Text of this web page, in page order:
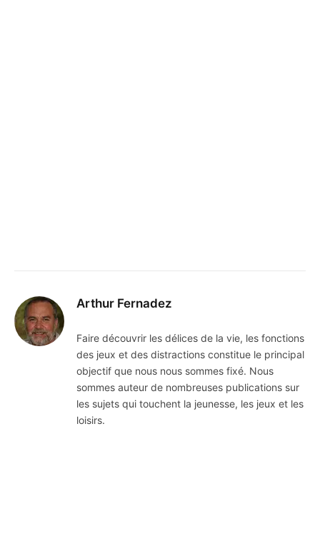
Arthur Fernadez
Faire découvrir les délices de la vie, les fonctions
des jeux et des distractions constitue le principal
objectif que nous nous sommes fixé. Nous
sommes auteur de nombreuses publications sur
les sujets qui touchent la jeunesse, les jeux et les
loisirs.